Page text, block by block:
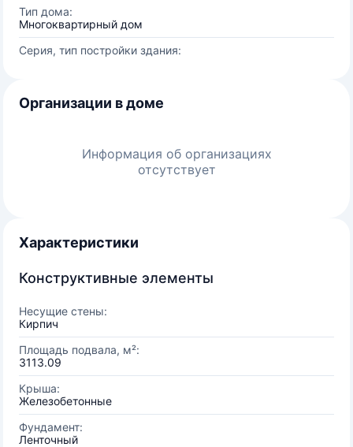
Тип дома:
Многоквартирный дом
Серия, тип постройки здания:
Организации в доме
Информация об организациях
отсутствует
Характеристики
Конструктивные элементы
Несущие стены:
Кирпич
Площадь подвала, м²:
3113.09
Крыша:
Железобетонные
Фундамент:
Ленточный